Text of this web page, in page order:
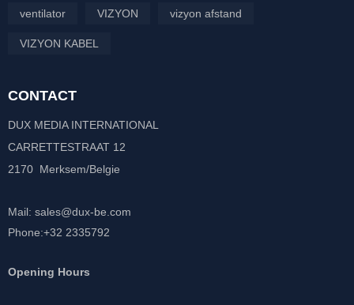
ventilator VIZYON vizyon afstand
VIZYON KABEL
CONTACT
DUX MEDIA INTERNATIONAL
CARRETTESTRAAT 12
2170 Merksem/Belgie
Mail: sales@dux-be.com
Phone:+32 2335792
Opening Hours